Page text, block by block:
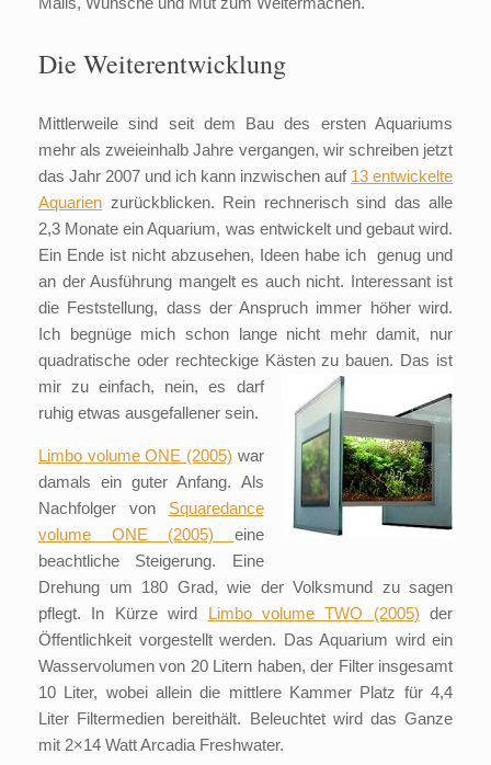
Die Weiterentwicklung
Mittlerweile sind seit dem Bau des ersten Aquariums
mehr als zweieinhalb Jahre vergangen, wir schreiben jetzt
das Jahr 2007 und ich kann inzwischen auf 13 entwickelte
Aquarien zurückblicken. Rein rechnerisch sind das alle
2,3 Monate ein Aquarium, was entwickelt und gebaut wird.
Ein Ende ist nicht abzusehen, Ideen habe ich genug und
an der Ausführung mangelt es auch nicht. Interessant ist
die Feststellung, dass der Anspruch immer höher wird.
Ich begnüge mich schon lange nicht mehr damit, nur
quadratische oder rechteckige Kästen zu bauen. Das ist
mir zu einfach, nein, es darf
ruhig etwas ausgefallener sein.
Limbo volume ONE (2005) war
damals ein guter Anfang. Als
Nachfolger von Squaredance
volume ONE (2005) eine
beachtliche Steigerung. Eine
Drehung um 180 Grad, wie der Volksmund zu sagen
pflegt. In Kürze wird Limbo volume TWO (2005) der
Öffentlichkeit vorgestellt werden. Das Aquarium wird ein
Wasservolumen von 20 Litern haben, der Filter insgesamt
10 Liter, wobei allein die mittlere Kammer Platz für 4,4
Liter Filtermedien bereithält. Beleuchtet wird das Ganze
mit 2×14 Watt Arcadia Freshwater.